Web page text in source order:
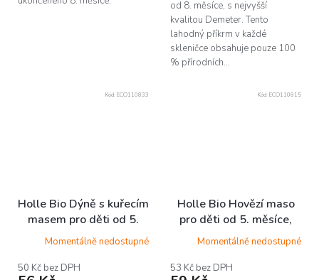
od 8. měsíce, s nejvyšší
kvalitou Demeter. Tento
lahodný příkrm v každé
skleničce obsahuje pouze 100
% přírodních...
Holle Bio Dýně s kuřecím
masem pro děti od 5.
měsíce, 190 g
Momentálně nedostupné
50 Kč bez DPH
Kód: ECO110833
Holle Bio Hovězí maso
pro děti od 5. měsíce,
125 g
Momentálně nedostupné
53 Kč bez DPH
Kód: ECO110815